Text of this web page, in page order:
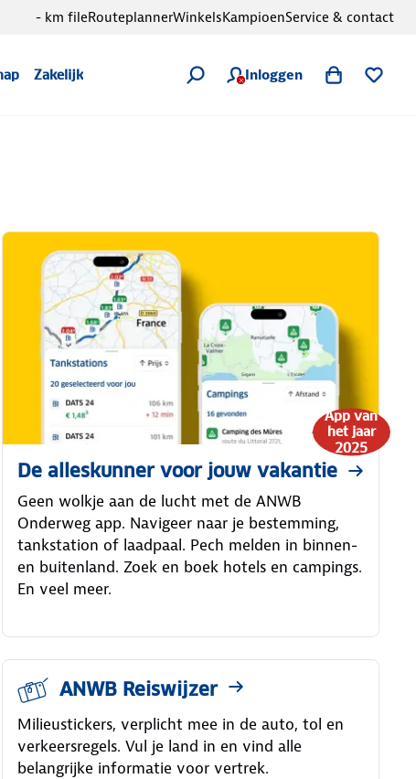
Zakelijk Inloggen
- km fileRouteplannerWinkelsKampioenService & contact
App van
het jaar
2025
De alleskunner voor jouw vakantie
Geen wolkje aan de lucht met de ANWB
Onderweg app. Navigeer naar je bestemming,
tankstation of laadpaal. Pech melden in binnen-
en buitenland. Zoek en boek hotels en campings.
En veel meer.
ANWB Reiswijzer
Milieustickers, verplicht mee in de auto, tol en
verkeersregels. Vul je land in en vind alle
belangrijke informatie voor vertrek.